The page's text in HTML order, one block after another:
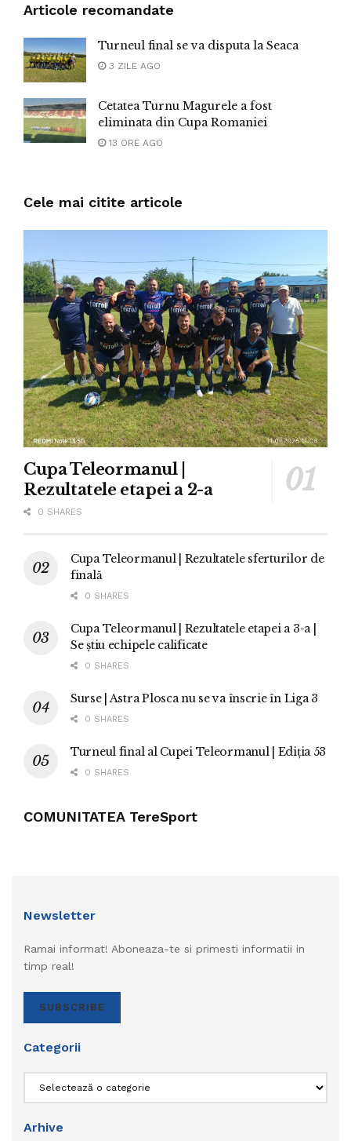
Articole recomandate
Turneul final se va disputa la Seaca
3 ZILE AGO
Cetatea Turnu Magurele a fost
eliminata din Cupa Romaniei
13 ORE AGO
Cele mai citite articole
Cupa Teleormanul |
Rezultatele etapei a 2-a
0 SHARES
Cupa Teleormanul | Rezultatele sferturilor de
finală
0 SHARES
Cupa Teleormanul | Rezultatele etapei a 3-a |
Se știu echipele calificate
0 SHARES
Surse | Astra Plosca nu se va înscrie în Liga 3
0 SHARES
Turneul final al Cupei Teleormanul | Ediția 53
0 SHARES
COMUNITATEA TereSport
Newsletter
Ramai informat! Aboneaza-te si primesti informatii in
timp real!
SUBSCRIBE
Categorii
Arhive